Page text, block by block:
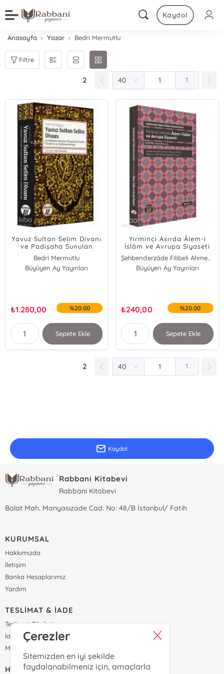
Kaydol
Anasayfa Yazar Bedri Mermutlu
Filtre
2 1
Yavuz Sultan Selim Divanı
ve Padişaha Sunulan
Minyatürlü Nüsha
İnceleme ve
Tıpkıbasımlarıyla; Tam ve
Bedri Mermutlu
Büyüyen Ay Yayınları
₺1.280,00 %20.00
Sepete Ekle
Yirminci Asırda Âlem-i
İslâm ve Avrupa Siyaseti
Şehbenderzâde Filibeli Ahmed Hilmi
Büyüyen Ay Yayınları
₺240,00 %20.00
Sepete Ekle
2 1
Kaydol
Rabbani Kitabevi
Rabbani Kitabevi
Balat Mah. Manyasızade Cad. No: 48/B İstanbul/ Fatih
KURUMSAL
Hakkımızda
İletişim
Banka Hesaplarımız
Yardım
TESLİMAT & İADE
Teslimat Bilgileri
İade & Değişim
Mesafeli Satış Sözleşmesi
HİZMET & DESTEK
Çerezler
Sitemizden en iyi şekilde
faydalanabilmeniz için, amaçlarla